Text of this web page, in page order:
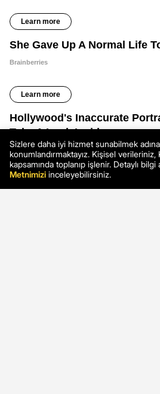
Sizlere daha iyi hizmet sunabilmek
konumlandırmaktayız. Kişisel verileriniz,
kapsamında toplanıp işlenir. Detaylı bilgi
Metnimizi inceleyebilirsiniz.